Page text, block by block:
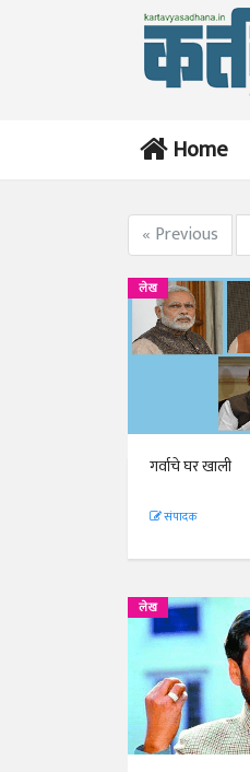
Home
« Previous
लेख
गर्वाचे घर खाली
संपादक
लेख